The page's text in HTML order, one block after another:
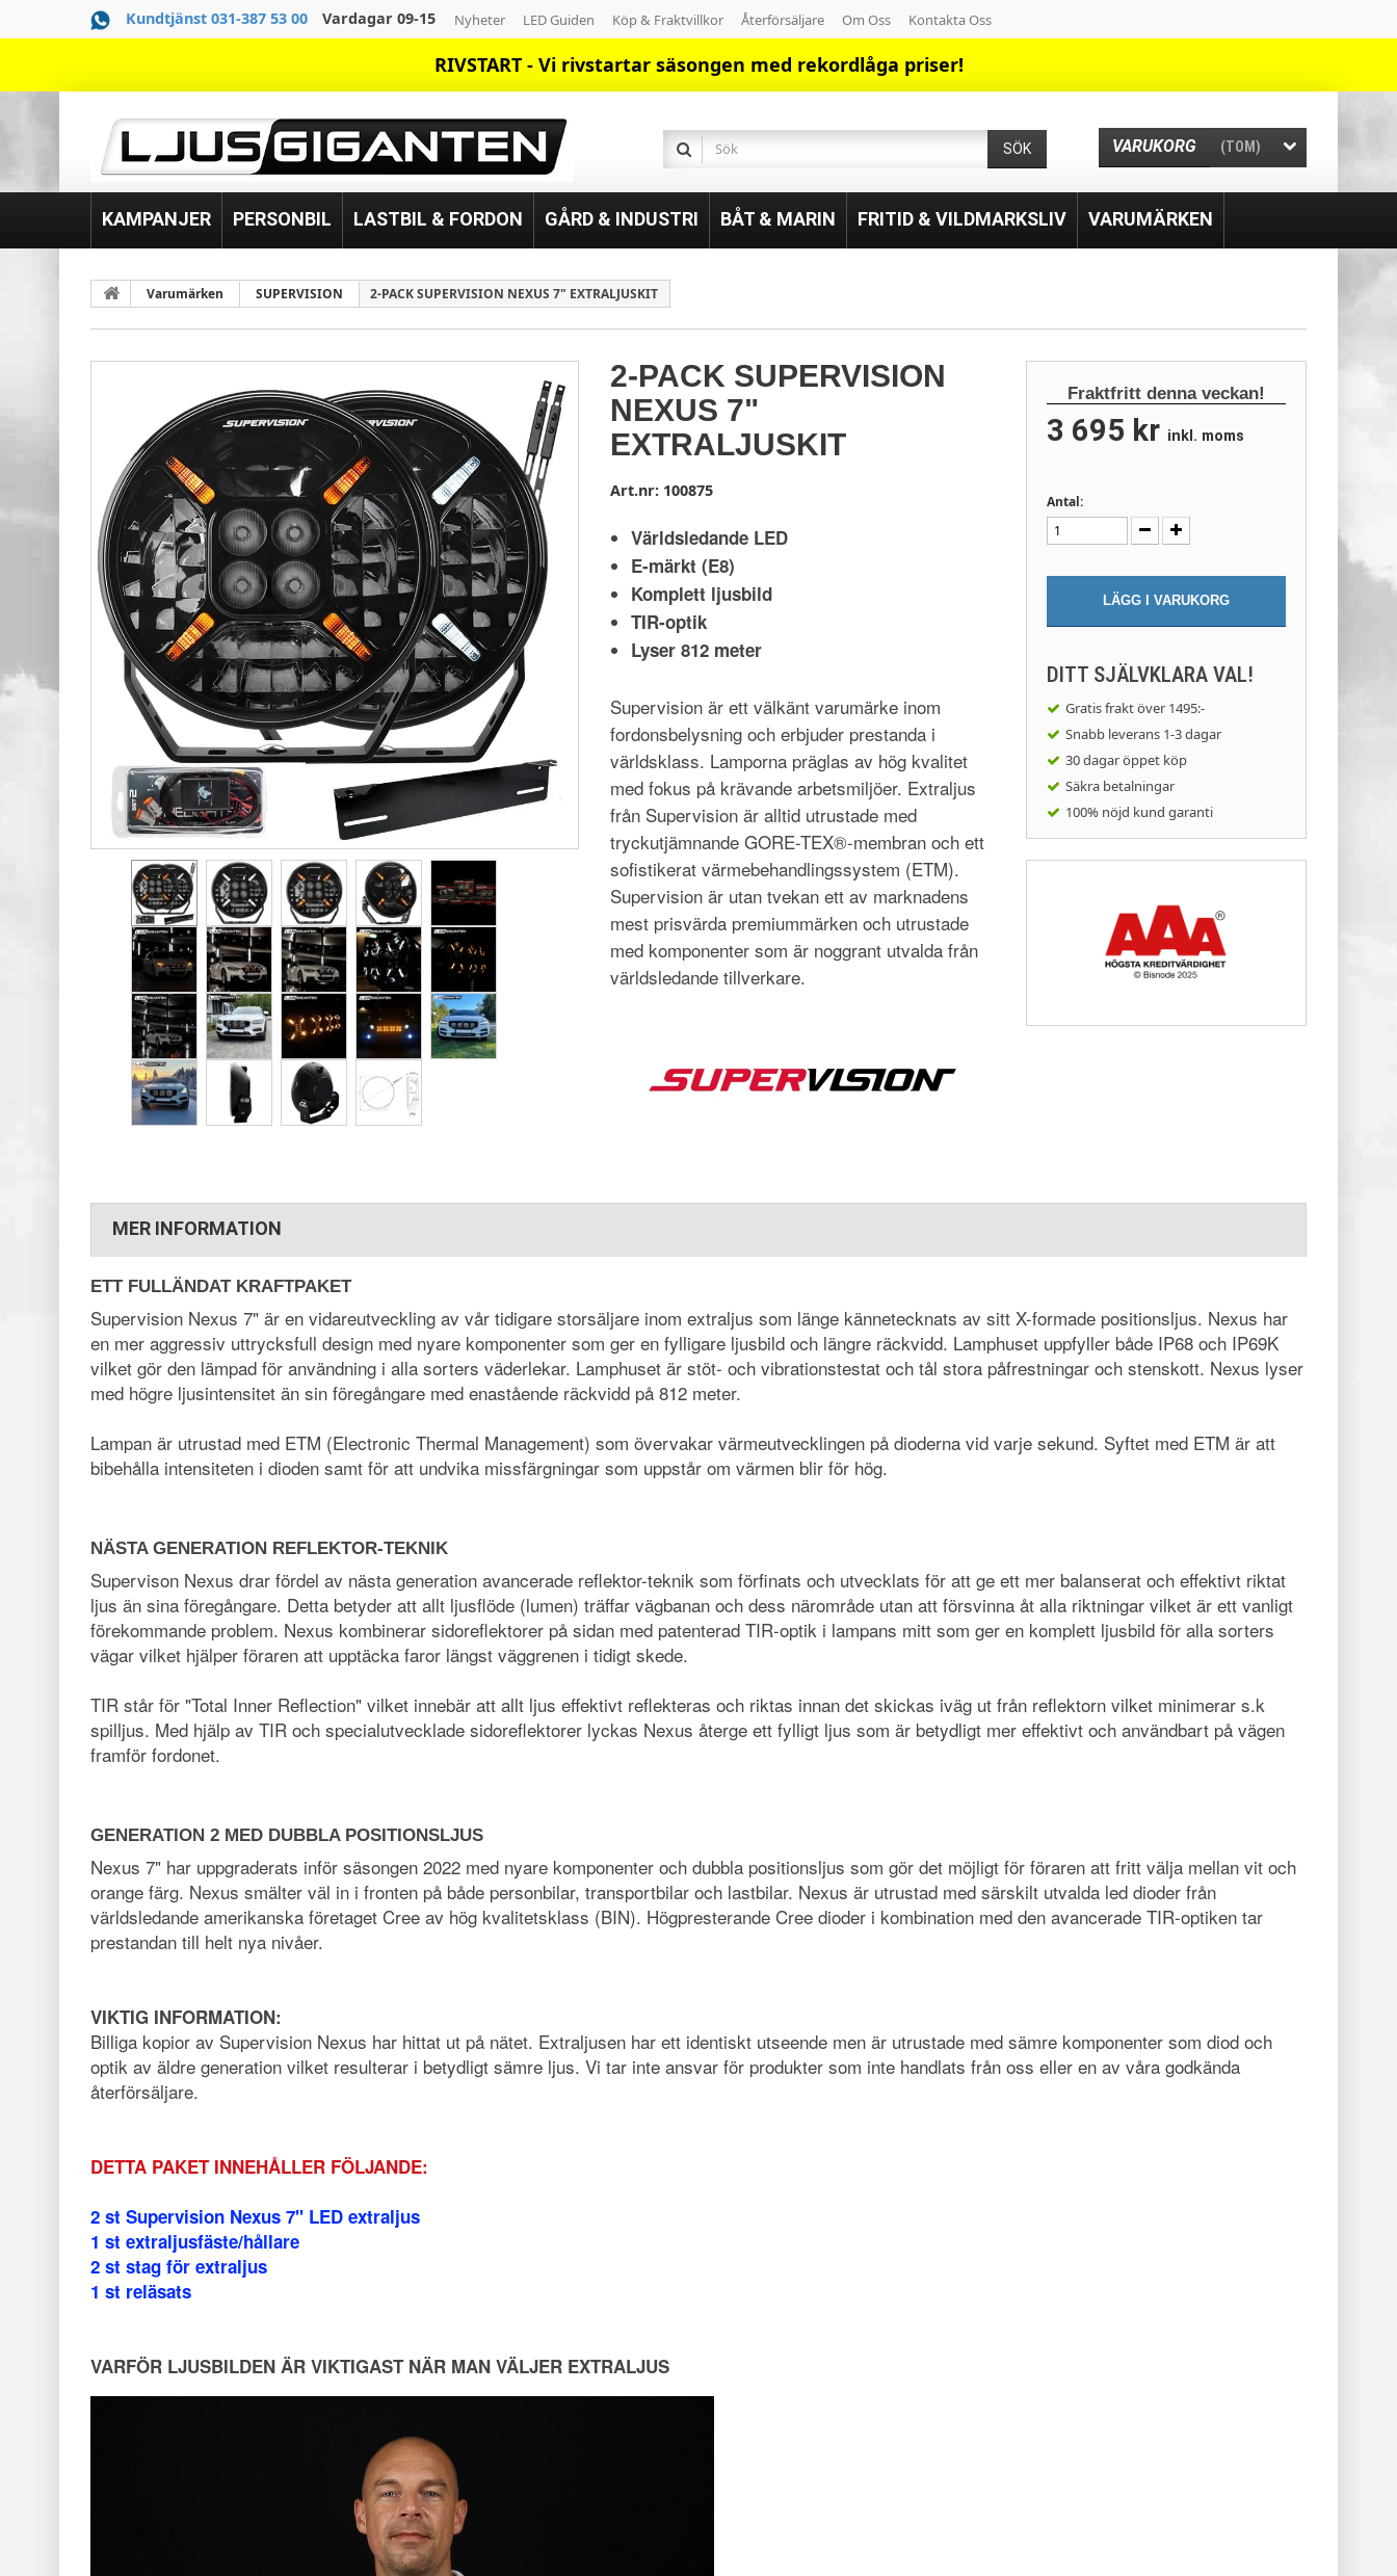
Kundtjänst 031-387 53 00 Vardagar 09-15 Nyheter LED Guiden Köp & Fraktvillkor Återförsäljare Om Oss Kontakta Oss
RIVSTART - Vi rivstartar säsongen med rekordlåga priser!
VARUKORG (TOM)
SÖK
KAMPANJER PERSONBIL LASTBIL & FORDON GÅRD & INDUSTRI BÅT & MARIN FRITID & VILDMARKSLIV VARUMÄRKEN
Varumärken SUPERVISION 2-PACK SUPERVISION NEXUS 7" EXTRALJUSKIT
2-PACK SUPERVISION
NEXUS 7"
EXTRALJUSKIT
Art.nr: 100875
Världsledande LED
E-märkt (E8)
Komplett ljusbild
TIR-optik
Lyser 812 meter
Supervision är ett välkänt varumärke inom
fordonsbelysning och erbjuder prestanda i
världsklass. Lamporna präglas av hög kvalitet
med fokus på krävande arbetsmiljöer. Extraljus
från Supervision är alltid utrustade med
tryckutjämnande GORE-TEX®-membran och ett
sofistikerat värmebehandlingssystem (ETM).
Supervision är utan tvekan ett av marknadens
mest prisvärda premiummärken och utrustade
med komponenter som är noggrant utvalda från
världsledande tillverkare.
Fraktfritt denna veckan!
3 695 kr inkl. moms
Antal:
LÄGG I VARUKORG
DITT SJÄLVKLARA VAL!
Gratis fraktöver 1495:-
Snabb leverans1-3 dagar
30 dagaröppet köp
Säkrabetalningar
100% nöjd kund garanti
MER INFORMATION
ETT FULLÄNDAT KRAFTPAKET
Supervision Nexus 7" är en vidareutveckling av vår tidigare storsäljare inom extraljus som länge kännetecknats av sitt X-formade positionsljus. Nexus har
en mer aggressiv uttrycksfull design med nyare komponenter som ger en fylligare ljusbild och längre räckvidd. Lamphuset uppfyller både IP68 och IP69K
vilket gör den lämpad för användning i alla sorters väderlekar. Lamphuset är stöt- och vibrationstestat och tål stora påfrestningar och stenskott. Nexus lyser
med högre ljusintensitet än sin föregångare med enastående räckvidd på 812 meter.
Lampan är utrustad med ETM (Electronic Thermal Management) som övervakar värmeutvecklingen på dioderna vid varje sekund. Syftet med ETM är att
bibehålla intensiteten i dioden samt för att undvika missfärgningar som uppstår om värmen blir för hög.
NÄSTA GENERATION REFLEKTOR-TEKNIK
Supervison Nexus drar fördel av nästa generation avancerade reflektor-teknik som förfinats och utvecklats för att ge ett mer balanserat och effektivt riktat
ljus än sina föregångare. Detta betyder att allt ljusflöde (lumen) träffar vägbanan och dess närområde utan att försvinna åt alla riktningar vilket är ett vanligt
förekommande problem. Nexus kombinerar sidoreflektorer på sidan med patenterad TIR-optik i lampans mitt som ger en komplett ljusbild för alla sorters
vägar vilket hjälper föraren att upptäcka faror längst väggrenen i tidigt skede.
TIR står för "Total Inner Reflection" vilket innebär att allt ljus effektivt reflekteras och riktas innan det skickas iväg ut från reflektorn vilket minimerar s.k
spilljus. Med hjälp av TIR och specialutvecklade sidoreflektorer lyckas Nexus återge ett fylligt ljus som är betydligt mer effektivt och användbart på vägen
framför fordonet.
GENERATION 2 MED DUBBLA POSITIONSLJUS
Nexus 7" har uppgraderats inför säsongen 2022 med nyare komponenter och dubbla positionsljus som gör det möjligt för föraren att fritt välja mellan vit och
orange färg. Nexus smälter väl in i fronten på både personbilar, transportbilar och lastbilar. Nexus är utrustad med särskilt utvalda led dioder från
världsledande amerikanska företaget Cree av hög kvalitetsklass (BIN). Högpresterande Cree dioder i kombination med den avancerade TIR-optiken tar
prestandan till helt nya nivåer.
VIKTIG INFORMATION:
Billiga kopior av Supervision Nexus har hittat ut på nätet. Extraljusen har ett identiskt utseende men är utrustade med sämre komponenter som diod och
optik av äldre generation vilket resulterar i betydligt sämre ljus. Vi tar inte ansvar för produkter som inte handlats från oss eller en av våra godkända
återförsäljare.
DETTA PAKET INNEHÅLLER FÖLJANDE:
2 st Supervision Nexus 7" LED extraljus
1 st extraljusfäste/hållare
2 st stag för extraljus
1 st reläsats
VARFÖR LJUSBILDEN ÄR VIKTIGAST NÄR MAN VÄLJER EXTRALJUS